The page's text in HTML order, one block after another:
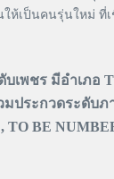
เป็นคนรุ่นใหม่ ที่
พชร มีอำเภอ
มประกวดระดั
TO BE